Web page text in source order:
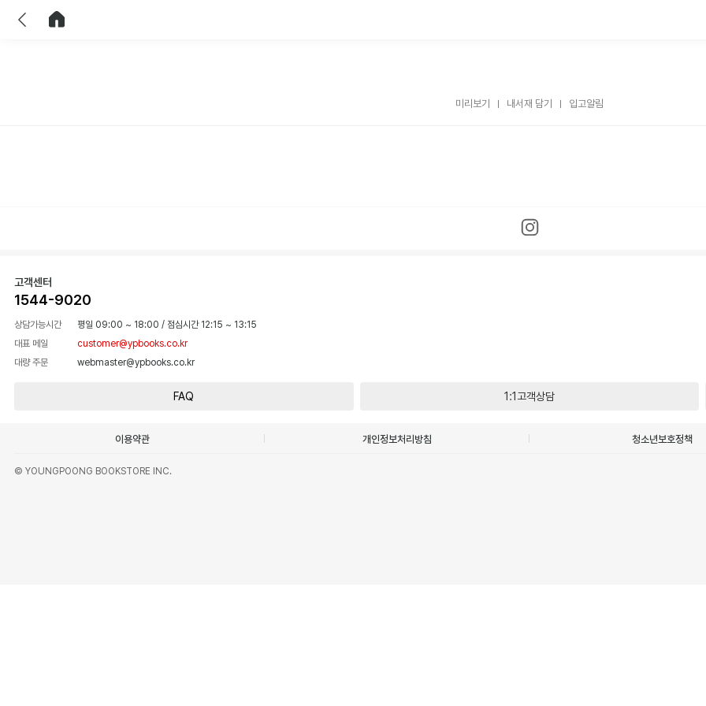
미리보기 내서재 담기 입고알림
고객센터
1544-9020
상담가능시간 평일 09:00 ~ 18:00 / 점심시간 12:15 ~ 13:15
대표 메일
customer@ypbooks.co.kr
대량 주문
webmaster@ypbooks.co.kr
FAQ 1:1고객상담
이용약관 개인정보처리방침 청소년보호정책
© YOUNGPOONG BOOKSTORE INC.